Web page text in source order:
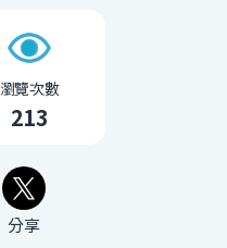
瀏覽次數
213
分享